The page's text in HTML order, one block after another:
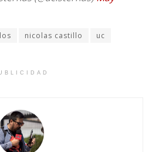
nicolas castillo uc